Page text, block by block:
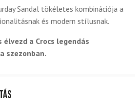
Sandal tökéletes kombinációja a
és modern stílusnak.
élvezd a Crocs legendás
szezonban.